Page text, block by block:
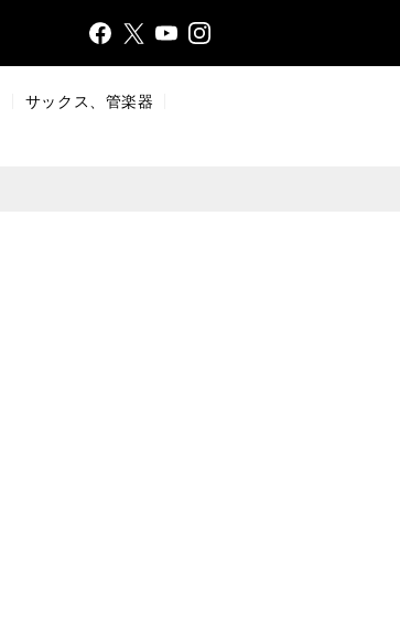
FaceX
YouTInsta
サックス、管楽器